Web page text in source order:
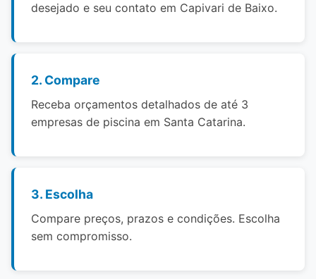
desejado e seu contato em Capivari de Baixo.
2. Compare
Receba orçamentos detalhados de até 3
empresas de piscina em Santa Catarina.
3. Escolha
Compare preços, prazos e condições. Escolha
sem compromisso.